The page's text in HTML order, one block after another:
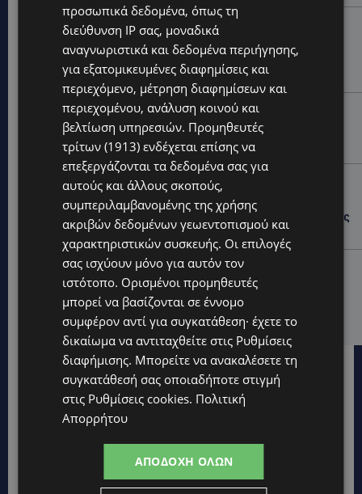
CALENDAR
ΑΠΟ ΤΗΝ ΚΥΠΡΟ ΣΤΟ ΛΟΝΔΙΝΟ ΚΑΙ ΤΟ ΕΔΙΜΒΟΥΡΓΟ: Η
Στέλλα Παπά γράφει τη δική της σελίδα στη διεθνή
εικαστική σκηνή
UPDATES
ΦΩΤΟ: Αγνοείται 51χρονος – Έκκληση της
Αστυνομίας για τον εντοπισμό του
UPDATES
ΣΤΑΥΡΟΣ ΓΙΑΛΛΟΥΡΙΔΗΣ: «Ευχάριστα νέα» για τους
«κουρεμένους» του 2013 – Τι του ανακοίνωσε ο Νίκος
Χριστοδουλίδης το πρωί της Κυριακής -(Βίντεο)
UPDATES
ΚΙΤΡΙΝΗ ΠΡΟΕΙΔΟΠΟΙΗΣΗ: Έτοιμοι για παραλία –
Στους 40°C και σήμερα η Κύπρος-Πότε θα τεθεί σε
ισχύ
προσωπικά δεδομένα, όπως τη
διεύθυνση IP σας, μοναδικά
αναγνωριστικά και δεδομένα περιήγησης,
για εξατομικευμένες διαφημίσεις και
περιεχόμενο, μέτρηση διαφημίσεων και
περιεχομένου, ανάλυση κοινού και
βελτίωση υπηρεσιών. Προμηθευτές
τρίτων (1913) ενδέχεται επίσης να
επεξεργάζονται τα δεδομένα σας για
αυτούς και άλλους σκοπούς,
συμπεριλαμβανομένης της χρήσης
ακριβών δεδομένων γεωεντοπισμού και
χαρακτηριστικών συσκευής. Οι επιλογές
σας ισχύουν μόνο για αυτόν τον
ιστότοπο. Ορισμένοι προμηθευτές
μπορεί να βασίζονται σε έννομο
συμφέρον αντί για συγκατάθεση· έχετε το
δικαίωμα να αντιταχθείτε στις Ρυθμίσεις
διαφήμισης. Μπορείτε να ανακαλέσετε τη
συγκατάθεσή σας οποιαδήποτε στιγμή
στις Ρυθμίσεις cookies. Πολιτική
Απορρήτου
ΑΠΟΔΟΧΉ ΌΛΩΝ